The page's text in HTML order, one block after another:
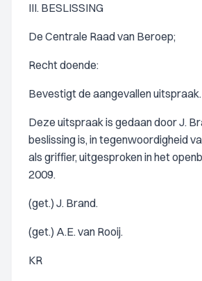
III. BESLISSING
De Centrale Raad van Beroep;
Recht doende:
Bevestigt de aangevallen uitspraak.
Deze uitspraak is gedaan door J.
beslissing is, in tegenwoordigheid
als griffier, uitgesproken in het
2009.
(get.) J. Brand.
(get.) A.E. van Rooij.
KR